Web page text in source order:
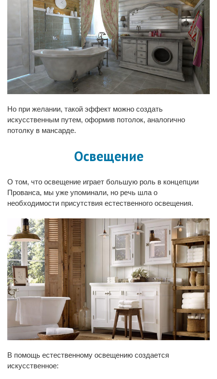
Но при желании, такой эффект можно создать
искусственным путем, оформив потолок, аналогично
потолку в мансарде.
Освещение
О том, что освещение играет большую роль в концепции
Прованса, мы уже упоминали, но речь шла о
необходимости присутствия естественного освещения.
В помощь естественному освещению создается
искусственное: